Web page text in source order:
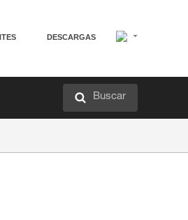
DESCARGAS
Buscar